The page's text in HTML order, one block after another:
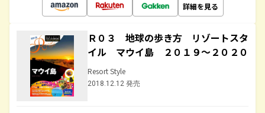
詳細を見る
Ｒ０３ 地球の歩き方 リゾートスタ
イル マウイ島 ２０１９～２０２０
Resort Style
2018.12.12 発売